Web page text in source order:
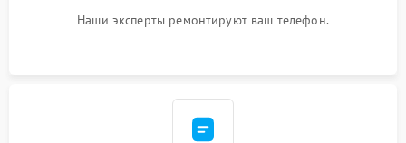
Наши эксперты ремонтируют ваш телефон.